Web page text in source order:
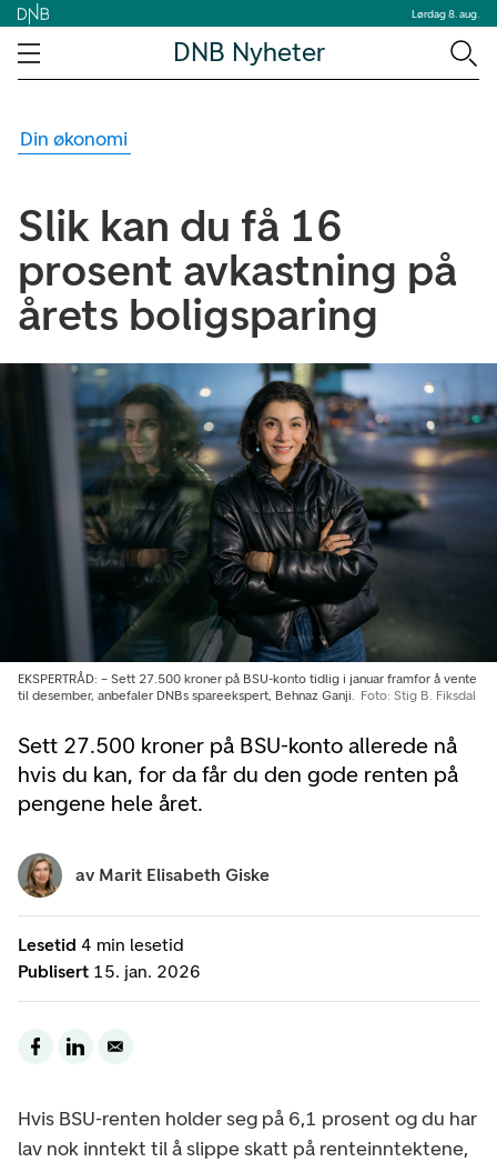
Lørdag 8. aug.
DNB Nyheter
Din økonomi
Slik kan du få 16
prosent avkastning på
årets boligsparing
Sett 27.500 kroner på BSU-konto allerede nå
hvis du kan, for da får du den gode renten på
pengene hele året.
EKSPERTRÅD: – Sett 27.500 kroner på BSU-konto tidlig i januar framfor å vente
til desember, anbefaler DNBs spareekspert, Behnaz Ganji.
Foto: Stig B. Fiksdal
Lesetid 4 min lesetid
Publisert 15. jan. 2026
av Marit Elisabeth Giske
Hvis BSU-renten holder seg på 6,1 prosent og du har
lav nok inntekt til å slippe skatt på renteinntektene,